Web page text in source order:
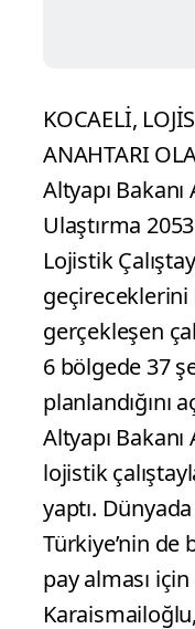
KOCAELİ,
ANAHTARI
Altyapı
Ulaştırma
Lojistik
geçireceklerini
gerçekleşen
6 bölgede 37
planlandığını
Altyapı
lojistik
yaptı. Dünyada
Türkiye’nin de
pay alması için